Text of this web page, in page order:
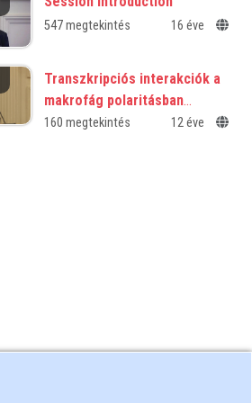
547 megtekintés 16 éve
Transzkripciós interakciók a
makrofág polaritásban
betegségben és
160 megtekintés 12 éve